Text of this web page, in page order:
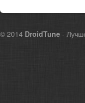
© 2014 DroidTune -